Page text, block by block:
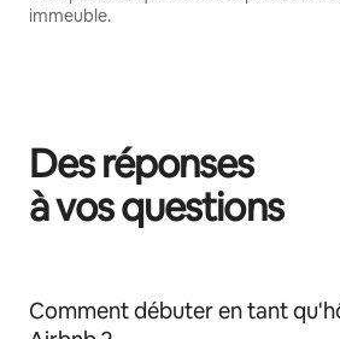
immeuble.
Des réponses
à vos questions
Comment débuter en tant